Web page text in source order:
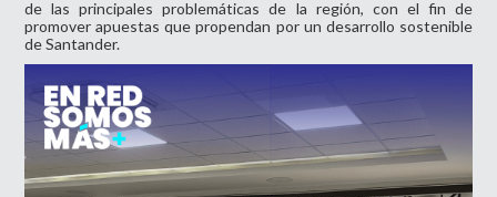
de las principales problemáticas de la región, con el fin de
promover apuestas que propendan por un desarrollo sostenible
de Santander.